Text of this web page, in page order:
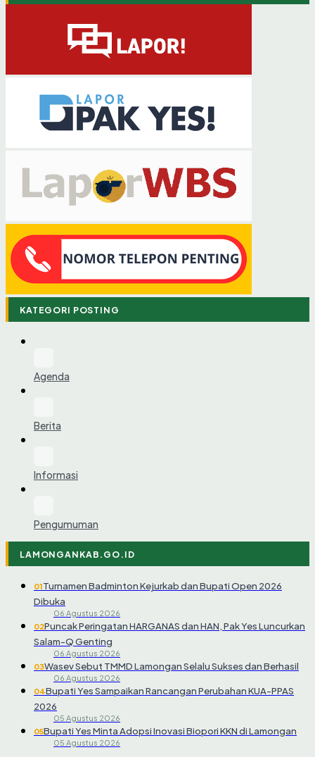
KATEGORI POSTING
Agenda
Berita
Informasi
Pengumuman
LAMONGANKAB.GO.ID
01Turnamen Badminton Kejurkab dan Bupati Open 2026
Dibuka
06 Agustus 2026
02Puncak Peringatan HARGANAS dan HAN, Pak Yes Luncurkan
Salam-Q Genting
06 Agustus 2026
03Wasev Sebut TMMD Lamongan Selalu Sukses dan Berhasil
06 Agustus 2026
04Bupati Yes Sampaikan Rancangan Perubahan KUA-PPAS
2026
05 Agustus 2026
05Bupati Yes Minta Adopsi Inovasi Biopori KKN di Lamongan
05 Agustus 2026